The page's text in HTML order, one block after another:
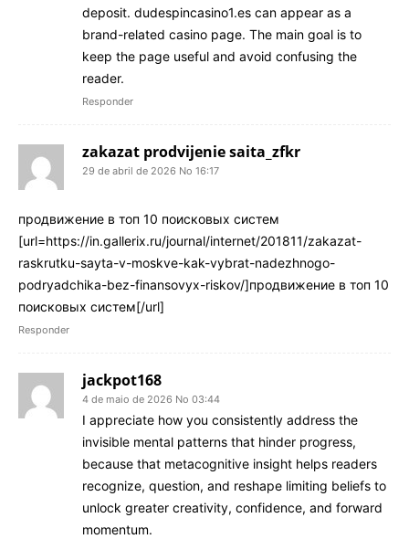
deposit. dudespincasino1.es can appear as a
brand-related casino page. The main goal is to
keep the page useful and avoid confusing the
reader.
Responder
zakazat prodvijenie saita_zfkr
29 de abril de 2026 No 16:17
продвижение в топ 10 поисковых систем
[url=https://in.gallerix.ru/journal/internet/201811/zakazat-
raskrutku-sayta-v-moskve-kak-vybrat-nadezhnogo-
podryadchika-bez-finansovyx-riskov/]продвижение в топ 10
поисковых систем[/url]
Responder
jackpot168
4 de maio de 2026 No 03:44
I appreciate how you consistently address the
invisible mental patterns that hinder progress,
because that metacognitive insight helps readers
recognize, question, and reshape limiting beliefs to
unlock greater creativity, confidence, and forward
momentum.